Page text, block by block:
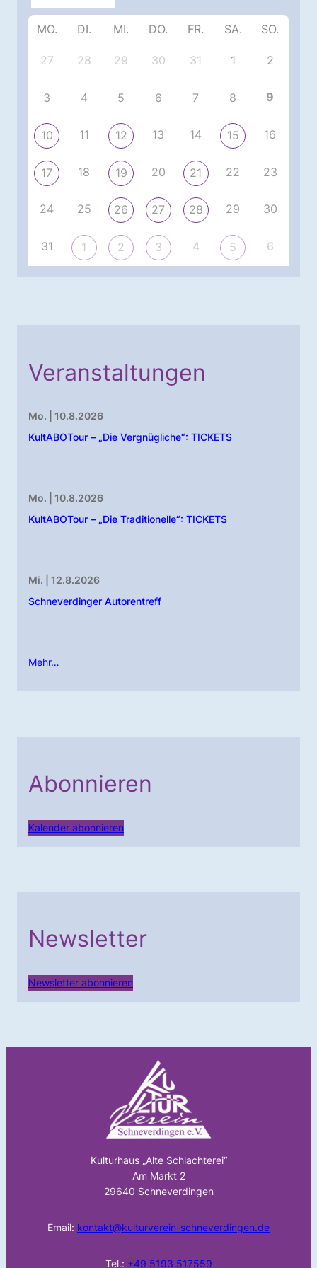
MO. DI. MI. DO. FR. SA. SO.
27 28 29 30 31 1 2
3 4 5 6 7 8 9
10 11 12 13 14 15 16
17 18 19 20 21 22 23
24 25 26 27 28 29 30
31 1 2 3 4 5 6
Veranstaltungen
Mo. | 10.8.2026
KultABOTour – „Die Vergnügliche“: TICKETS
Mo. | 10.8.2026
KultABOTour – „Die Traditionelle“: TICKETS
Mi. | 12.8.2026
Schneverdinger Autorentreff
Mehr…
Abonnieren
Kalender abonnieren
Newsletter
Newsletter abonnieren
Kulturhaus „Alte Schlachterei“
Am Markt 2
29640 Schneverdingen
Email: kontakt@kulturverein-schneverdingen.de
Tel.: +49 5193 517559